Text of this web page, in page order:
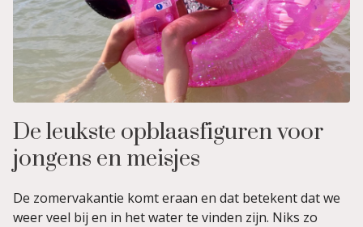
De leukste opblaasfiguren voor
jongens en meisjes
De zomervakantie komt eraan en dat betekent dat we
weer veel bij en in het water te vinden zijn. Niks zo